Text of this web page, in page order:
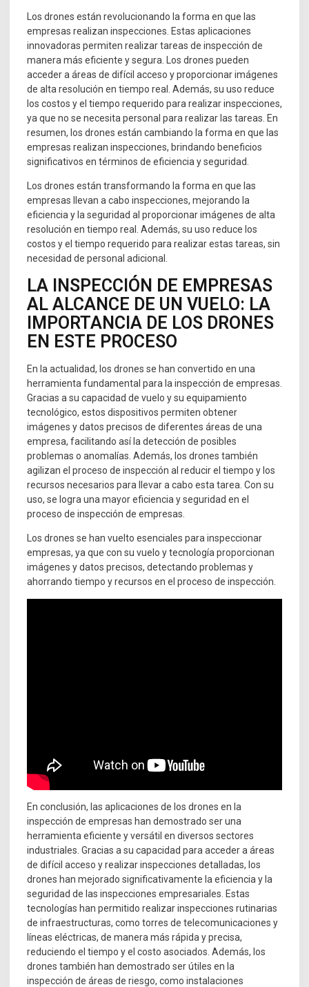
Los drones están revolucionando la forma en que las
empresas realizan inspecciones. Estas aplicaciones
innovadoras permiten realizar tareas de inspección de
manera más eficiente y segura. Los drones pueden
acceder a áreas de difícil acceso y proporcionar imágenes
de alta resolución en tiempo real. Además, su uso reduce
los costos y el tiempo requerido para realizar inspecciones,
ya que no se necesita personal para realizar las tareas. En
resumen, los drones están cambiando la forma en que las
empresas realizan inspecciones, brindando beneficios
significativos en términos de eficiencia y seguridad.
Los drones están transformando la forma en que las
empresas llevan a cabo inspecciones, mejorando la
eficiencia y la seguridad al proporcionar imágenes de alta
resolución en tiempo real. Además, su uso reduce los
costos y el tiempo requerido para realizar estas tareas, sin
necesidad de personal adicional.
LA INSPECCIÓN DE EMPRESAS
AL ALCANCE DE UN VUELO: LA
IMPORTANCIA DE LOS DRONES
EN ESTE PROCESO
En la actualidad, los drones se han convertido en una
herramienta fundamental para la inspección de empresas.
Gracias a su capacidad de vuelo y su equipamiento
tecnológico, estos dispositivos permiten obtener
imágenes y datos precisos de diferentes áreas de una
empresa, facilitando así la detección de posibles
problemas o anomalías. Además, los drones también
agilizan el proceso de inspección al reducir el tiempo y los
recursos necesarios para llevar a cabo esta tarea. Con su
uso, se logra una mayor eficiencia y seguridad en el
proceso de inspección de empresas.
Los drones se han vuelto esenciales para inspeccionar
empresas, ya que con su vuelo y tecnología proporcionan
imágenes y datos precisos, detectando problemas y
ahorrando tiempo y recursos en el proceso de inspección.
En conclusión, las aplicaciones de los drones en la
inspección de empresas han demostrado ser una
herramienta eficiente y versátil en diversos sectores
industriales. Gracias a su capacidad para acceder a áreas
de difícil acceso y realizar inspecciones detalladas, los
drones han mejorado significativamente la eficiencia y la
seguridad de las inspecciones empresariales. Estas
tecnologías han permitido realizar inspecciones rutinarias
de infraestructuras, como torres de telecomunicaciones y
líneas eléctricas, de manera más rápida y precisa,
reduciendo el tiempo y el costo asociados. Además, los
drones también han demostrado ser útiles en la
inspección de áreas de riesgo, como instalaciones